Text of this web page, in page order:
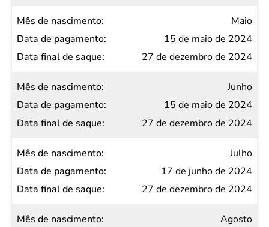
Maio
15 de maio de 2024
27 de dezembro de 2024
Junho
15 de maio de 2024
27 de dezembro de 2024
Julho
17 de junho de 2024
27 de dezembro de 2024
Agosto